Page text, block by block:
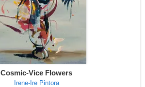
Cosmic-Vice Flowers
Irene-Ire Pintora